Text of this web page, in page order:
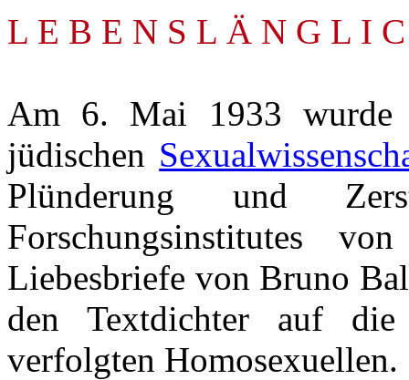
L E B E N S L Ä N G L I
Am 6. Mai 1933 wurde
jüdischen
Plünderung und
Forschungsinstitutes
Liebesbriefe von Bruno
den Textdichter auf
verfolgten Homosexuellen.